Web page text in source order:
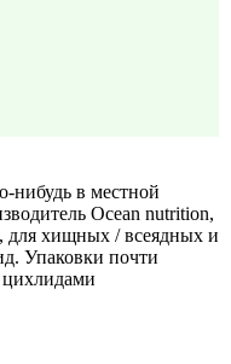
нибудь в местной
Ocean nutrition,
для хищных / всеядных и
Упаковки почти